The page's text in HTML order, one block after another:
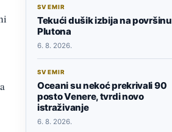
SVEMIR
Tekući dušik izbija na površinu
Plutona
6. 8. 2026.
SVEMIR
Oceani su nekoć prekrivali 90
posto Venere, tvrdi novo
istraživanje
6. 8. 2026.